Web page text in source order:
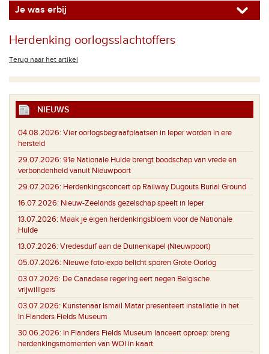
Je was erbij
Herdenking oorlogsslachtoffers
Terug naar het artikel
NIEUWS
04.08.2026: Vier oorlogsbegraafplaatsen in Ieper worden in ere
hersteld
29.07.2026: 91e Nationale Hulde brengt boodschap van vrede en
verbondenheid vanuit Nieuwpoort
29.07.2026: Herdenkingsconcert op Railway Dugouts Burial Ground
16.07.2026: Nieuw-Zeelands gezelschap speelt in Ieper
13.07.2026: Maak je eigen herdenkingsbloem voor de Nationale
Hulde
13.07.2026: Vredesduif aan de Duinenkapel (Nieuwpoort)
05.07.2026: Nieuwe foto-expo belicht sporen Grote Oorlog
03.07.2026: De Canadese regering eert negen Belgische
vrijwilligers
03.07.2026: Kunstenaar Ismail Matar presenteert installatie in het
In Flanders Fields Museum
30.06.2026: In Flanders Fields Museum lanceert oproep: breng
herdenkingsmomenten van WOI in kaart